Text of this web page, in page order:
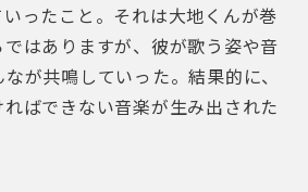
ったこと。それは大地くんが巻
はありますが、彼が歌う姿や音
が共鳴していった。結果的に、
ばできない音楽が生み出された